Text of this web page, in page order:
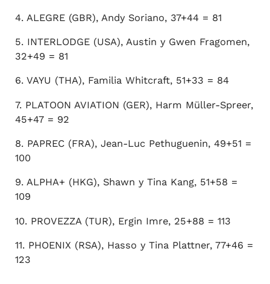
4. ALEGRE (GBR), Andy Soriano, 37+44 = 81
5. INTERLODGE (USA), Austin y Gwen Fragomen,
32+49 = 81
6. VAYU (THA), Familia Whitcraft, 51+33 = 84
7. PLATOON AVIATION (GER), Harm Müller-Spreer,
45+47 = 92
8. PAPREC (FRA), Jean-Luc Pethuguenin, 49+51 =
100
9. ALPHA+ (HKG), Shawn y Tina Kang, 51+58 =
109
10. PROVEZZA (TUR), Ergin Imre, 25+88 = 113
11. PHOENIX (RSA), Hasso y Tina Plattner, 77+46 =
123